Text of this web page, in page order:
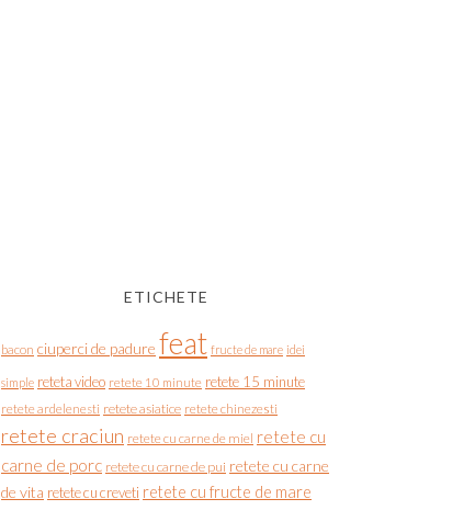
ETICHETE
bacon ciuperci de padure feat fructe de mare idei
simple reteta video retete 10 minute retete 15 minute
retete ardelenesti retete asiatice retete chinezesti
retete craciun retete cu carne de miel retete cu
carne de porc retete cu carne de pui retete cu carne
de vita retete cu creveti retete cu fructe de mare